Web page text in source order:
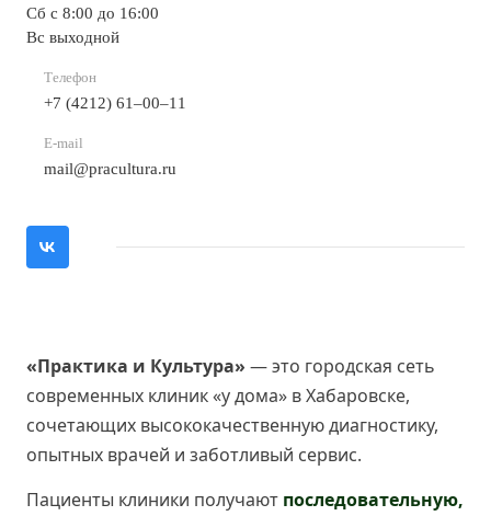
Сб с 8:00 до 16:00
Вс выходной
Телефон
+7 (4212) 61‒00‒11
E-mail
mail@pracultura.ru
«Практика и Культура» — это городская сеть
современных клиник «у дома» в Хабаровске,
сочетающих высококачественную диагностику,
опытных врачей и заботливый сервис.
Пациенты клиники получают последовательную,